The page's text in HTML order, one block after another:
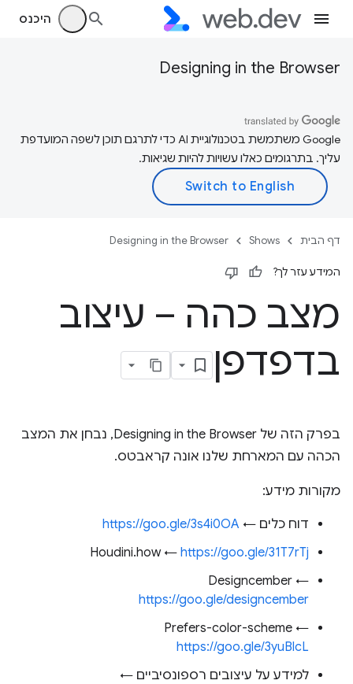
היכנס
Designing in the Browser
‫Google משתמשת בטכנולוגיית AI כדי לתרגם תוכן לשפה המועדפת
עליך. בתרגומים כאלו עשויות להיות שגיאות.
דף הבית Shows
Designing in the Browser
המידע עזר לך?
מצב כהה – עיצוב
בדפדפן
בפרק הזה של Designing in the Browser, נבחן את המצב
הכהה עם המארחת שלנו אונה קראבטס.
מקורות מידע:
דוח כלים ← https://goo.gle/3s4i0OA
Houdini.how ← https://goo.gle/31T7rTj
Designcember ←
https://goo.gle/designcember
Prefers-color-scheme ←
https://goo.gle/3yuBlcL
למידע על עיצובים רספונסיביים ←